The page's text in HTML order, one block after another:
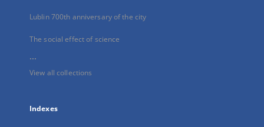
Lublin 700th anniversary of the city
The social effect of science
...
View all collections
Indexes